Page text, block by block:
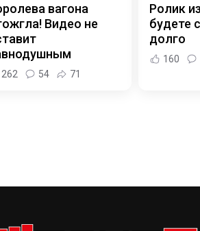
вагона
Видео не
262 54 71
Ролик
будете
долго
160